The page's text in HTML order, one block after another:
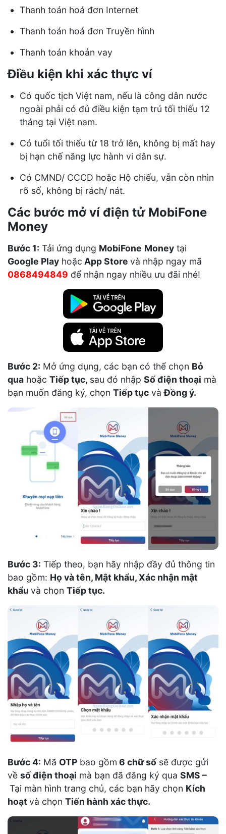
Thanh toán hoá đơn Internet
Thanh toán hoá đơn Truyền hình
Thanh toán khoản vay
Điều kiện khi xác thực ví
Có quốc tịch Việt nam, nếu là công dân nước
ngoài phải có đủ điều kiện tạm trú tối thiếu 12
tháng tại Việt nam.
Có tuổi tối thiểu từ 18 trở lên, không bị mất hay
bị hạn chế năng lực hành vi dân sự.
Có CMND/ CCCD hoặc Hộ chiếu, vẫn còn nhìn
rõ số, không bị rách/ nát.
Các bước mở ví điện tử MobiFone
Money
Bước 1: Tải ứng dụng MobiFone Money tại
Google Play hoặc App Store và nhập ngay mã
0868494849 để nhận ngay nhiều ưu đãi nhé!
Bước 2: Mở ứng dụng, các bạn có thể chọn Bỏ
qua hoặc Tiếp tục, sau đó nhập Số điện thoại mà
bạn muốn đăng ký, chọn Tiếp tục vàĐồng ý.
Bước 3: Tiếp theo, bạn hãy nhập đầy đủ thông tin
bao gồm: Họ và tên, Mật khẩu, Xác nhận mật
khẩu và chọn Tiếp tục.
Bước 4: Mã OTP bao gồm 6 chữ số sẽ được gửi
về số điện thoại mà bạn đã đăng ký qua SMS –
Tại màn hình trang chủ, các bạn hãy chọn Kích
hoạtvà chọn Tiến hành xác thực.